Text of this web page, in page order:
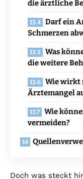
die ärztliche
Darf ein
Schmerzen
Was
die weitere
Wie wirkt
Ärztemangel
Wie
vermeiden?
Doch was steckt